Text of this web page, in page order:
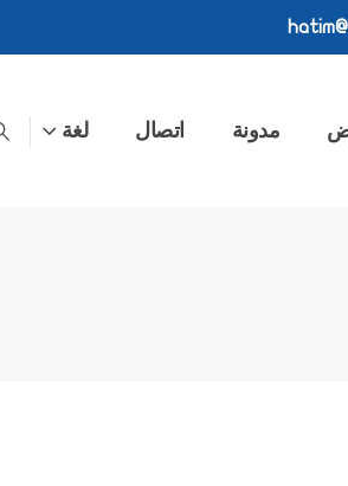
مدونة اتصال لغة